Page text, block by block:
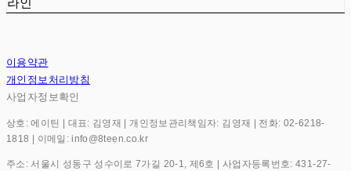
라인
이용약관
개인정보처리방침
사업자정보확인
상호: 에이틴 | 대표: 김영재 | 개인정보관리책임자: 김영재 | 전화: 02-6218-
1818 | 이메일: info@8teen.co.kr
주소: 서울시 성동구 성수이로 7가길 20-1, 제6호 | 사업자등록번호:431-27-